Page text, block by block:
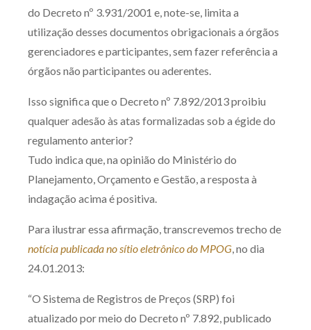
do Decreto nº 3.931/2001 e, note-se, limita a
utilização desses documentos obrigacionais a órgãos
gerenciadores e participantes, sem fazer referência a
órgãos não participantes ou aderentes.
Isso significa que o Decreto nº 7.892/2013 proibiu
qualquer adesão às atas formalizadas sob a égide do
regulamento anterior?
Tudo indica que, na opinião do Ministério do
Planejamento, Orçamento e Gestão, a resposta à
indagação acima é positiva.
Para ilustrar essa afirmação, transcrevemos trecho de
notícia publicada no sítio eletrônico do MPOG, no dia
24.01.2013:
“O Sistema de Registros de Preços (SRP) foi
atualizado por meio do Decreto nº 7.892, publicado